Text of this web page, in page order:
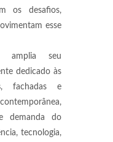
os desafios,
esse
amplia seu
dedicado às
, fachadas e
demanda do
tecnologia,